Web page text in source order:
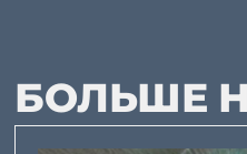
БОЛЬШЕ